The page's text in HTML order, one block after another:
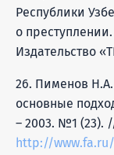
Республики
о
Издательство
26. Пименов
основные
– 2003. №1 (23).
http://www.fa.ru/org/